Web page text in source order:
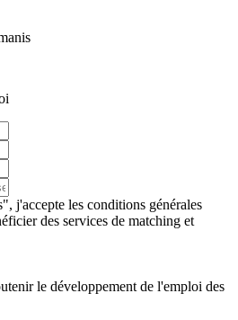
j'accepte les conditions générales
des services de matching et
le développement de l'emploi des